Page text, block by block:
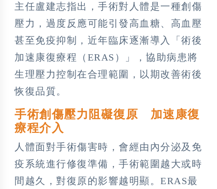
主任盧建志指出，手術對人體是一種創傷
壓力，過度反應可能引發高血糖、高血壓
甚至免疫抑制，近年臨床逐漸導入「術後
加速康復療程（ERAS）」，協助病患將
生理壓力控制在合理範圍，以期改善術後
恢復品質。
手術創傷壓力阻礙復原 加速康復
療程介入
人體面對手術傷害時，會經由內分泌及免
疫系統進行修復準備，手術範圍越大或時
間越久，對復原的影響越明顯。ERAS最